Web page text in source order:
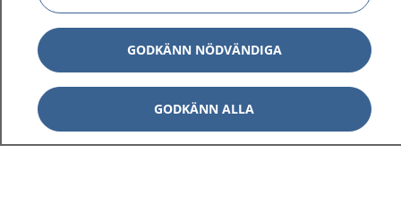
1177 på flera språk Visa
Om 1177 Visa
GODKÄNN NÖDVÄNDIGA
GODKÄNN ALLA